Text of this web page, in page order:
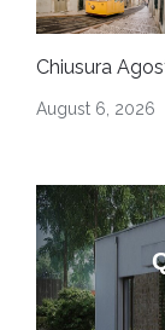
Chiusura
August 6, 2026